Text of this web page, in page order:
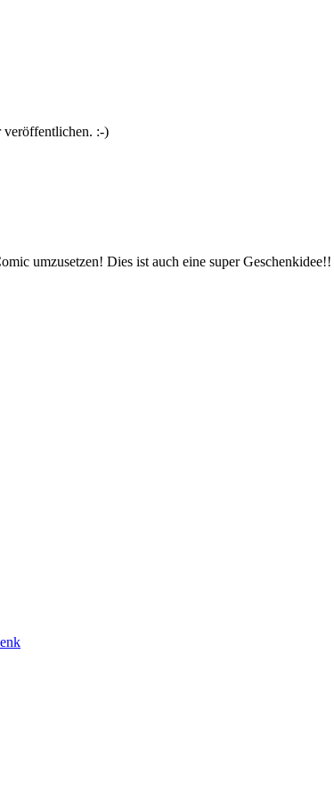
veröffentlichen. :-)
umzusetzen! Dies ist auch eine super Geschenkidee!!